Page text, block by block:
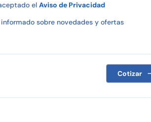
el Aviso de Privacidad
sobre novedades y ofertas
Cotizar